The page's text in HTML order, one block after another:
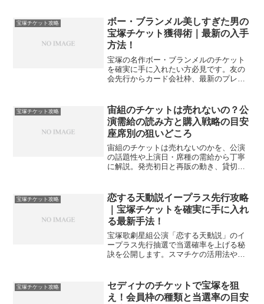
宝塚チケット攻略
ボー・ブランメル美しすぎた男の
宝塚チケット獲得術｜最新の入手
方法！
宝塚の名作ボー・ブランメルのチケット
を確実に手に入れたい方必見です。友の
会先行からカード会社枠、最新のプレイ
した。倍率の高い人気公演でも諦めず
に、成功率を最大化する戦略を学んで憧
れの舞台を客席で見守りましょう。
宝塚チケット攻略
宙組のチケットは売れないの？公
演需給の読み方と購入戦略の目安
座席別の狙いどころ
宙組のチケットは売れないのかを、公演
の話題性や上演日・席種の需給から丁寧
に解説。発売初日と再販の動き、貸切や
ときの購入手順までやさしく案内しま
す。初めてでも安心の入門ガイドです。
宝塚チケット攻略
恋する天動説イープラス先行攻略
｜宝塚チケットを確実に手に入れ
る最新手法！
宝塚歌劇星組公演「恋する天動説」のイ
ープラス先行抽選で当選確率を上げる秘
訣を公開します。スマチケの活用法やセ
れる人気公演を確実に観劇するための攻
略情報を詳しく解説します。あなたの観
劇チャンスを最大化しましょう。
宝塚チケット攻略
セディナのチケットで宝塚を狙
え！会員枠の種類と当選率の目安